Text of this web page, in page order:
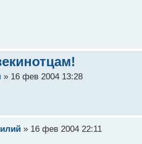
» 16 фев 2004 13:28
» 16 фев 2004 22:11